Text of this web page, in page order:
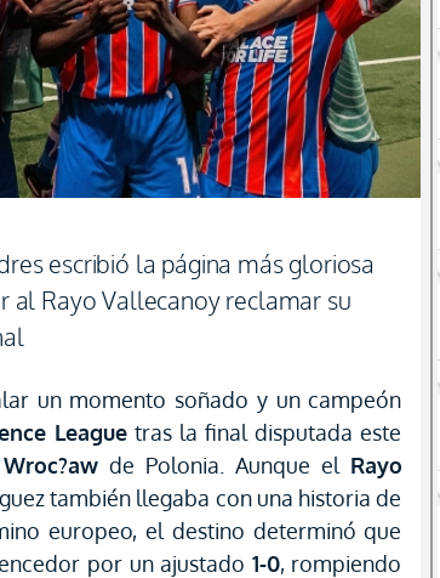
escribió la página más gloriosa
al Rayo Vallecanoy reclamar su
un momento soñado y un campeón
Leaguetras la final disputada este
de Polonia. Aunque el Rayo
también llegaba con una historia de
europeo, el destino determinó que
por un ajustado 1-0, rompiendo